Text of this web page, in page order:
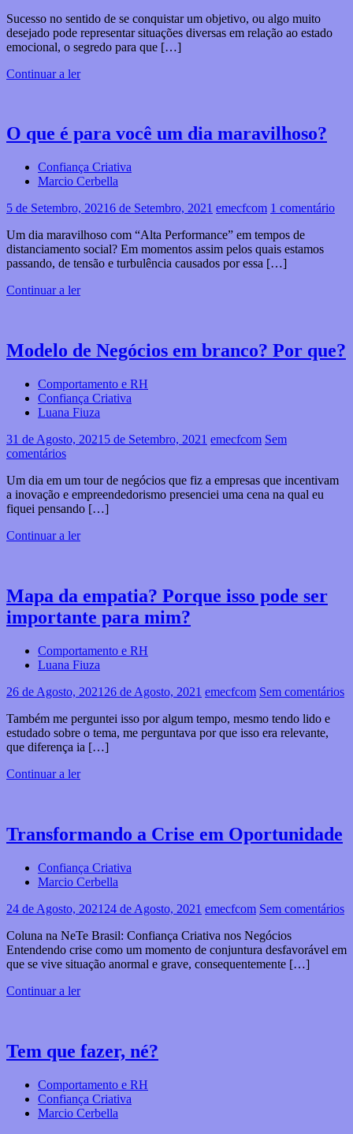
Sucesso no sentido de se conquistar um objetivo, ou algo muito
desejado pode representar situações diversas em relação ao estado
emocional, o segredo para que […]
Continuar a ler
O que é para você um dia maravilhoso?
Confiança Criativa
Marcio Cerbella
5 de Setembro, 20216 de Setembro, 2021 emecfcom 1 comentário
Um dia maravilhoso com “Alta Performance” em tempos de
distanciamento social? Em momentos assim pelos quais estamos
passando, de tensão e turbulência causados por essa […]
Continuar a ler
Modelo de Negócios em branco? Por que?
Comportamento e RH
Confiança Criativa
Luana Fiuza
31 de Agosto, 2021 5 de Setembro, 2021 emecfcom Sem
comentários
Um dia em um tour de negócios que fiz a empresas que incentivam
a inovação e empreendedorismo presenciei uma cena na qual eu
fiquei pensando […]
Continuar a ler
Mapa da empatia? Porque isso pode ser
importante para mim?
Comportamento e RH
Luana Fiuza
26 de Agosto, 2021 26 de Agosto, 2021 emecfcom Sem comentários
Também me perguntei isso por algum tempo, mesmo tendo lido e
estudado sobre o tema, me perguntava por que isso era relevante,
que diferença ia […]
Continuar a ler
Transformando a Crise em Oportunidade
Confiança Criativa
Marcio Cerbella
24 de Agosto, 2021 24 de Agosto, 2021 emecfcom Sem comentários
Coluna na NeTe Brasil: Confiança Criativa nos Negócios
Entendendo crise como um momento de conjuntura desfavorável em
que se vive situação anormal e grave, consequentemente […]
Continuar a ler
Tem que fazer, né?
Comportamento e RH
Confiança Criativa
Marcio Cerbella